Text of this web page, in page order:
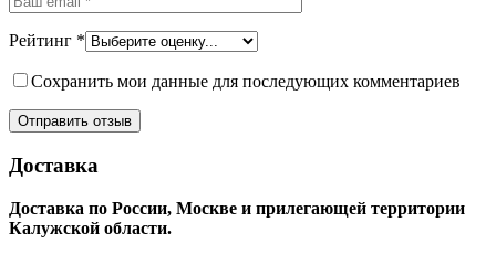
Рейтинг *
Сохранить мои данные для последующих комментариев
Доставка
Доставка по России, Москве и прилегающей территории
Калужской области.